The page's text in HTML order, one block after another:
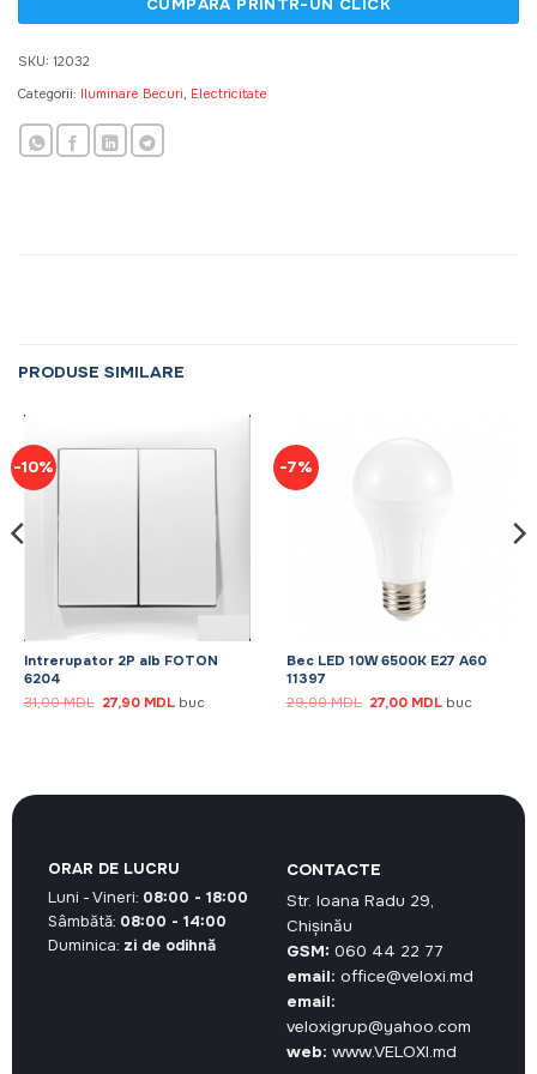
SKU: 12032
Categorii: Iluminare Becuri, Electricitate
PRODUSE SIMILARE
-10%
Intrerupator 2P alb FOTON
6204
31,00MDL Prețul
inițial
27,90 MDLPrețul
buc
-7%
Bec LED 10W 6500K E27 A60
11397
29,00MDL Prețul
inițial
27,00 MDLPrețul
buc
CONTACTE
Str. Ioana Radu 29,
Chișinău
GSM: 060 44 22 77
email: office@veloxi.md
email:
veloxigrup@yahoo.com
web: www.VELOXI.md
ORAR DE LUCRU
Luni - Vineri: 08:00 - 18:00
Sâmbătă: 08:00 - 14:00
Duminica: zi de odihnă